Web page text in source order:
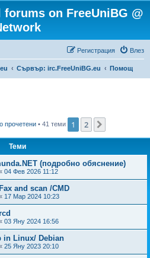
on FreeUniBG @
Влез
Регистрация
Сървър: irc.FreeUniBG.eu Помощ
прочетени • 41 теми 1 2
Теми
(подробно обяснение)
04 Фев 2026 11:12
and scan /CMD
17 Мар 2024 10:23
03 Яну 2024 16:56
in Linux/ Debian
25 Яну 2023 20:10